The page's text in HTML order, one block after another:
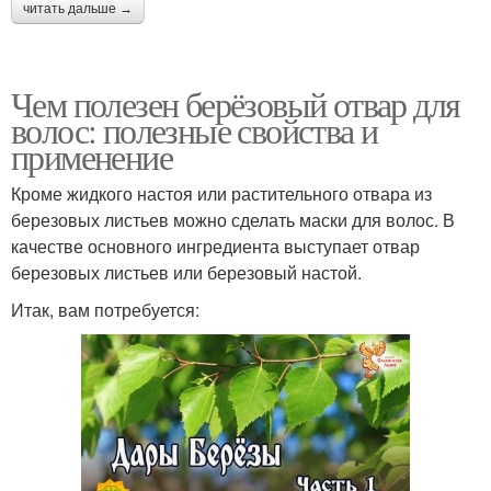
читать дальше →
Чем полезен берёзовый отвар для
волос: полезные свойства и
применение
Кроме жидкого настоя или растительного отвара из
березовых листьев можно сделать маски для волос. В
качестве основного ингредиента выступает отвар
березовых листьев или березовый настой.
Итак, вам потребуется: